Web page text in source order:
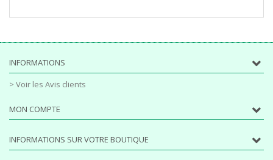
INFORMATIONS
> Voir les Avis clients
MON COMPTE
INFORMATIONS SUR VOTRE BOUTIQUE